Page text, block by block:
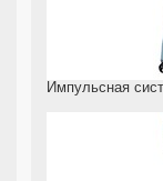
Импульсная